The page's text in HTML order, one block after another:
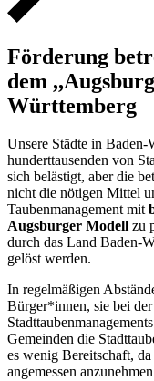
Förderung
dem
Württemberg
Unsere Städte in
hunderttausenden von
sich belästigt, aber die
nicht die nötigen Mittel
Taubenmanagement mit
Augsburger Modell zu
durch das Land Baden-
gelöst werden.
In regelmäßigen
Bürger*innen, sie bei
Gemeinden die
es wenig Bereitschaft,
angemessen